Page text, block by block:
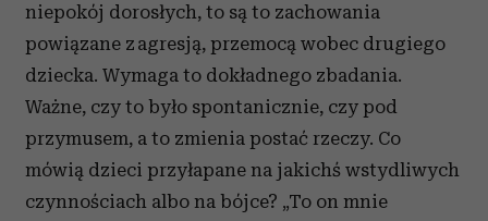
niepokój dorosłych, to są to zachowania
powiązane z agresją, przemocą wobec drugiego
dziecka. Wymaga to dokładnego zbadania.
Ważne, czy to było spontanicznie, czy pod
przymusem, a to zmienia postać rzeczy. Co
mówią dzieci przyłapane na jakichś wstydliwych
czynnościach albo na bójce? „To on mnie